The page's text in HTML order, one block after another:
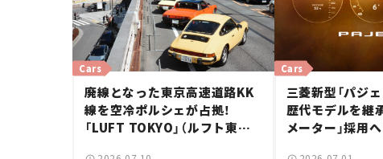
Cars
廃線となった東京高速道路KK
線を空冷ポルシェが占拠！
「LUFT TOKYO」（ルフト東京）
Cars
三菱新型「パジェ
歴代モデルを継
メーター」採用